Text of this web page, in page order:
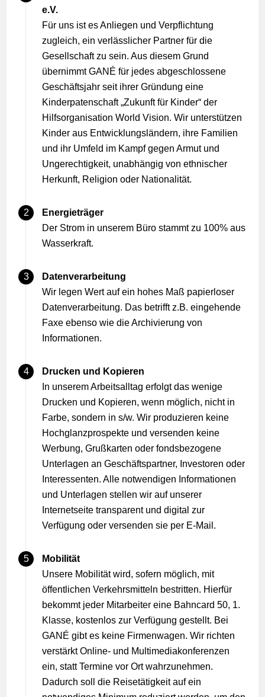
e.V.
Für uns ist es Anliegen und Verpflichtung
zugleich, ein verlässlicher Partner für die
Gesellschaft zu sein. Aus diesem Grund
übernimmt GANÉ für jedes abgeschlossene
Geschäftsjahr seit ihrer Gründung eine
Kinderpatenschaft „Zukunft für Kinder“ der
Hilfsorganisation World Vision. Wir unterstützen
Kinder aus Entwicklungsländern, ihre Familien
und ihr Umfeld im Kampf gegen Armut und
Ungerechtigkeit, unabhängig von ethnischer
Herkunft, Religion oder Nationalität.
Energieträger
Der Strom in unserem Büro stammt zu 100% aus
Wasserkraft.
Datenverarbeitung
Wir legen Wert auf ein hohes Maß papierloser
Datenverarbeitung. Das betrifft z.B. eingehende
Faxe ebenso wie die Archivierung von
Informationen.
Drucken und Kopieren
In unserem Arbeitsalltag erfolgt das wenige
Drucken und Kopieren, wenn möglich, nicht in
Farbe, sondern in s/w. Wir produzieren keine
Hochglanzprospekte und versenden keine
Werbung, Grußkarten oder fondsbezogene
Unterlagen an Geschäftspartner, Investoren oder
Interessenten. Alle notwendigen Informationen
und Unterlagen stellen wir auf unserer
Internetseite transparent und digital zur
Verfügung oder versenden sie per E-Mail.
Mobilität
Unsere Mobilität wird, sofern möglich, mit
öffentlichen Verkehrsmitteln bestritten. Hierfür
bekommt jeder Mitarbeiter eine Bahncard 50, 1.
Klasse, kostenlos zur Verfügung gestellt. Bei
GANÉ gibt es keine Firmenwagen. Wir richten
verstärkt Online- und Multimediakonferenzen
ein, statt Termine vor Ort wahrzunehmen.
Dadurch soll die Reisetätigkeit auf ein